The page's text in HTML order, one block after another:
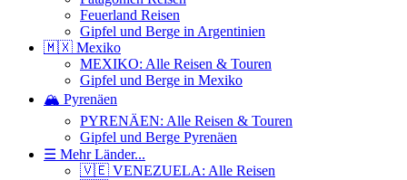
Feuerland Reisen
Gipfel und Berge in Argentinien
🇲🇽 Mexiko
MEXIKO: Alle Reisen & Touren
Gipfel und Berge in Mexiko
🏔️ Pyrenäen
PYRENÄEN: Alle Reisen & Touren
Gipfel und Berge Pyrenäen
☰ Mehr Länder...
🇻🇪 VENEZUELA: Alle Reisen